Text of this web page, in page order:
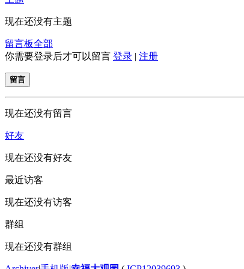
现在还没有主题
留言板全部
你需要登录后才可以留言 登录 | 注册
留言
现在还没有留言
好友
现在还没有好友
最近访客
现在还没有访客
群组
现在还没有群组